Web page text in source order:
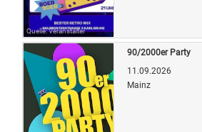
Quelle: Veranstalter
90/2000er Party
11.09.2026
Mainz